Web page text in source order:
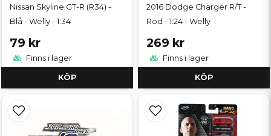
Nissan Skyline GT-R (R34) -
Blå - Welly - 1:34
79 kr
Finns i lager
KÖP
2016 Dodge Charger R/T -
Röd - 1:24 - Welly
269 kr
Finns i lager
KÖP